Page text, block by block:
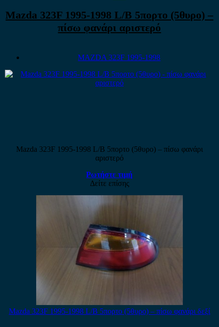
Mazda 323F 1995-1998 L/B 5πορτο (5θυρο) –
πίσω φανάρι αριστερό
MAZDA 323F 1995-1998
Mazda 323F 1995-1998 L/B 5πορτο (5θυρο) – πίσω φανάρι
αριστερό
Ρωτήστε τιμή
Δείτε επίσης
Mazda 323F 1995-1998 L/B 5πορτο (5θυρο) – πίσω φανάρι δεξί